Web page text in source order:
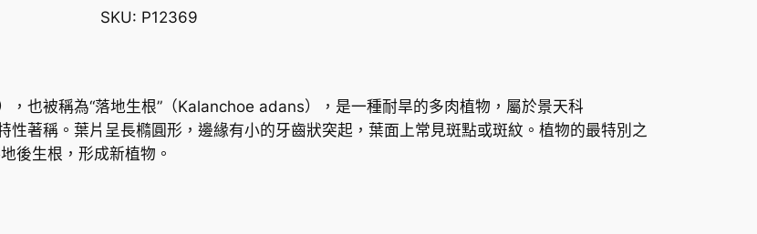
鳥
生
根
K
SKU: P12369
也被稱為“落地生根”（Kalanchoe adans），是一種耐旱的多肉植物，屬於景天科
性著稱。葉片呈長橢圓形，邊緣有小的牙齒狀突起，葉面上常見斑點或斑紋。植物的最特別之
後生根，形成新植物。